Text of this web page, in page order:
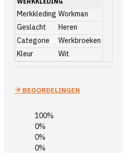
Merkkleding Workman
Geslacht
Heren
Categorie
Werkbroeken
Kleur
Wit
BEOORDELINGEN
100%
0%
0%
0%